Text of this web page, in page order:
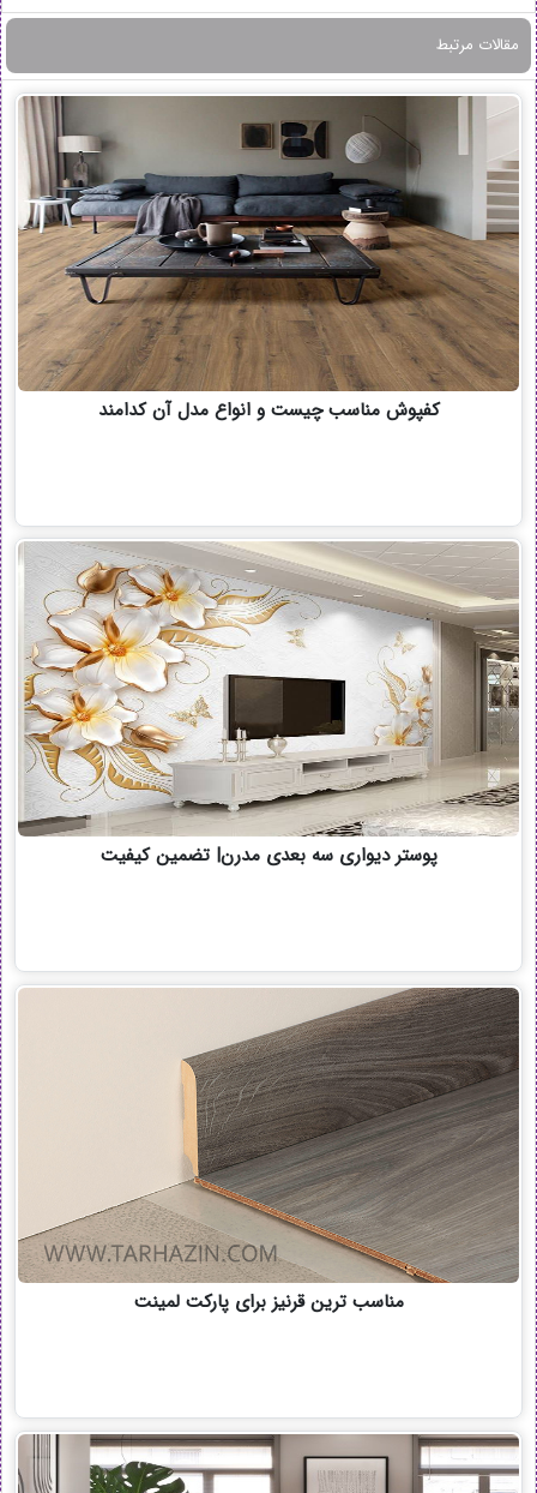
مقالات مرتبط
کفپوش مناسب چیست و انواع مدل آن کدامند
پوستر دیواری سه بعدی مدرن| تضمین کیفیت
مناسب ترین قرنیز برای پارکت لمینت